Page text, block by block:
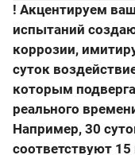
! Акцентируем
испытаний
коррозии,
суток
которым
реального
Например, 30
соответствуют